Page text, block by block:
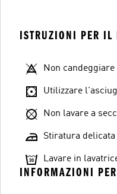
ISTRUZIONI PER IL
Non candeggiare
Utilizzare
Non lavare a
Stiratura
Lavare in
INFORMAZIONI